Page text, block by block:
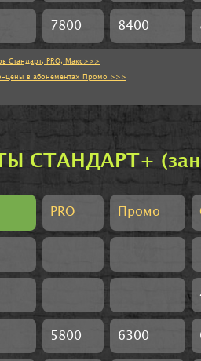
7800 8400
Стандарт, PRO, Макс>>>
цены в абонементах Промо >>>
СТАНДАРТ+
PRO Промо
5800 6300